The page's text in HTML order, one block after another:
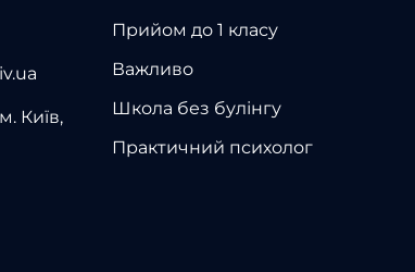
Київ,
Прийом до 1 класу
Важливо
Школа без булінгу
Практичний психолог